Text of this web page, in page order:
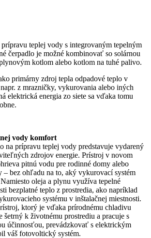
prípravu teplej vody s integrovaným tepelným
čerpadlo je možné kombinovať so solárnou
kotlom alebo kotlom na tuhé palivo.
primárny zdroj tepla odpadové teplo v
z mrazničky, vykurovania alebo iných
elektrická energia zo siete sa vďaka tomu
vody komfort
na prípravu teplej vody predstavuje vydarený
zdrojov energie. Prístroj v novom
pitnú vodu pre rodinné domy alebo
– bez ohľadu na to, aký vykurovací systém
oleja a plynu využíva tepelné
bezplatné teplo z prostredia, ako napríklad
systému v inštalačnej miestnosti.
ktorý je vďaka prírodnému chladivu
šetrný k životnému prostrediu a pracuje s
účinnosťou, prevádzkovať s elektrickým
váš fotovoltický systém.